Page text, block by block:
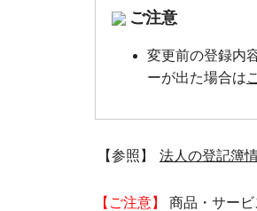
ご注意
変更前の登録内
ーが出た場合は
【参照】 法人の登記簿
【ご注意】 商品・サー